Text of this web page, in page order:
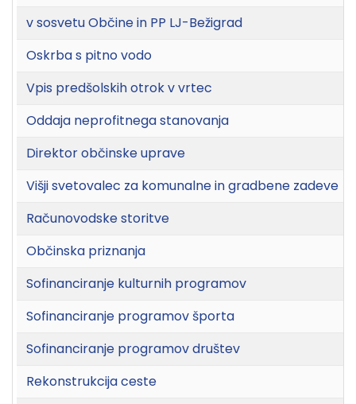
v sosvetu Občine in PP LJ-Bežigrad
Oskrba s pitno vodo
Vpis predšolskih otrok v vrtec
Oddaja neprofitnega stanovanja
Direktor občinske uprave
Višji svetovalec za komunalne in gradbene zadeve
Računovodske storitve
Občinska priznanja
Sofinanciranje kulturnih programov
Sofinanciranje programov športa
Sofinanciranje programov društev
Rekonstrukcija ceste